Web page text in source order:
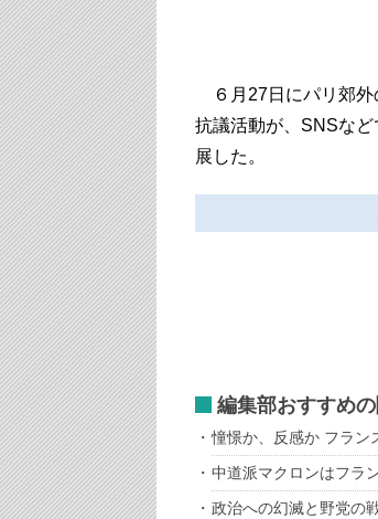
６月27日にパリ郊外
抗議活動が、SNSな
展した。
編集部おすすめ
憧憬か、反感か フラン
中道派マクロンはフラ
政治への幻滅と野党の